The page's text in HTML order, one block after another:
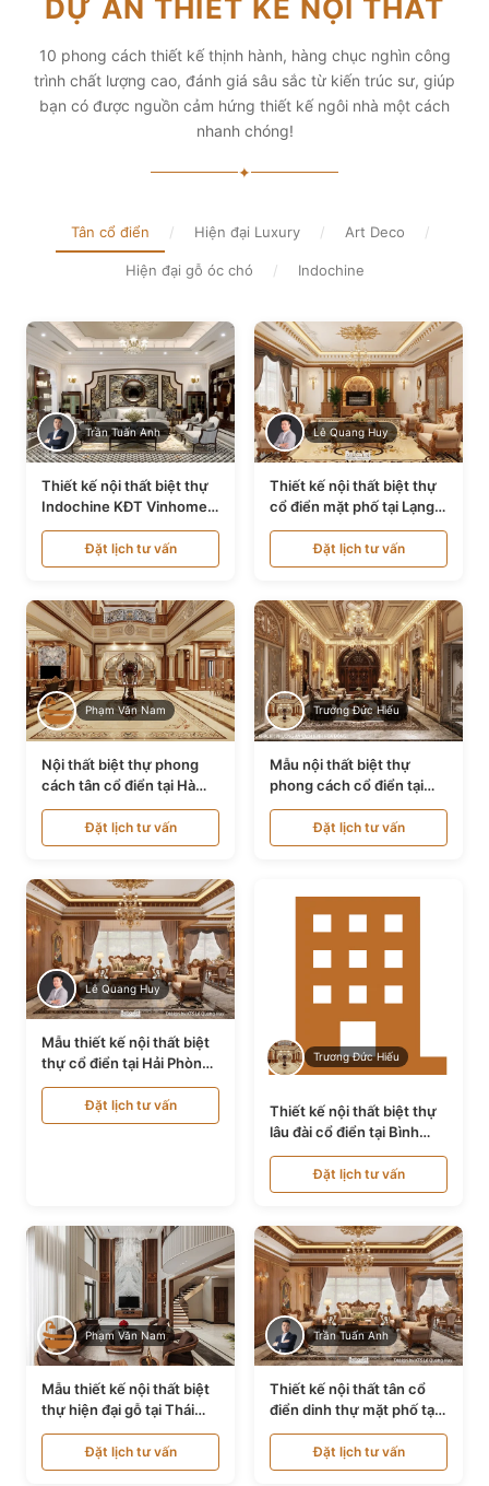
diện tích và thẩm mỹ
Xem chi tiết
DỰ ÁN THIẾT KẾ NỘI THẤT
10 phong cách thiết kế thịnh hành, hàng chục nghìn công
trình chất lượng cao, đánh giá sâu sắc từ kiến trúc sư, giúp
bạn có được nguồn cảm hứng thiết kế ngôi nhà một cách
nhanh chóng!
✦
Tân cổ điển / Hiện đại Luxury / Art Deco /
Hiện đại gỗ óc chó / Indochine
Trần Tuấn Anh
Thiết kế nội thất biệt thự
Indochine KĐT Vinhomes
Ocean Park NT24600
Đặt lịch tư vấn
Lê Quang Huy
Thiết kế nội thất biệt thự
cổ điển mặt phố tại Lạng
Sơn NT24534
Đặt lịch tư vấn
Phạm Văn Nam
Nội thất biệt thự phong
cách tân cổ điển tại Hà
Nội NT24405
Đặt lịch tư vấn
Trương Đức Hiếu
Mẫu nội thất biệt thự
phong cách cổ điển tại
Bình Dương NT24532
Đặt lịch tư vấn
Lê Quang Huy
Mẫu thiết kế nội thất biệt
thự cổ điển tại Hải Phòng
NT24535
Đặt lịch tư vấn
Trương Đức Hiếu
Thiết kế nội thất biệt thự
lâu đài cổ điển tại Bình
Thuận NT21128
Đặt lịch tư vấn
Phạm Văn Nam
Mẫu thiết kế nội thất biệt
thự hiện đại gỗ tại Thái
Bình NT9188719
Đặt lịch tư vấn
Trần Tuấn Anh
Thiết kế nội thất tân cổ
điển dinh thự mặt phố tại
Quảng Ninh NT24531
Đặt lịch tư vấn